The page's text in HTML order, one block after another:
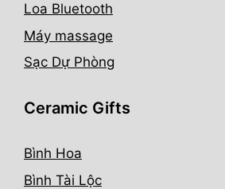
Loa Bluetooth
Máy massage
Sạc Dự Phòng
Ceramic Gifts
Bình Hoa
Bình Tài Lộc